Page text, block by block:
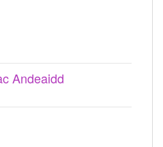
Andeaidd